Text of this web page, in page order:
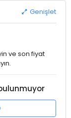
Genişlet
ve son fiyat